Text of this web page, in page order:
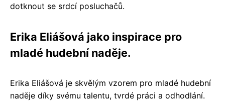
dotknout se srdcí posluchačů.
Erika Eliášová jako inspirace pro
mladé hudební naděje.
Erika Eliášová je skvělým vzorem pro mladé hudební
naděje díky svému talentu, tvrdé práci a odhodlání.